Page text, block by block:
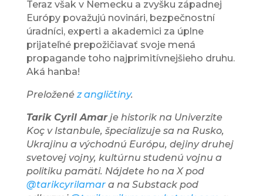
Teraz však v Nemecku a zvyšku západnej
Európy považujú novinári, bezpečnostní
úradníci, experti a akademici za úplne
prijateľné prepožičiavať svoje mená
propagande toho najprimitívnejšieho druhu.
Aká hanba!
Preloženéz angličtiny.
Tarik Cyril Amarje historik na Univerzite
Koç v Istanbule, špecializuje sa na Rusko,
Ukrajinu a východnú Európu, dejiny druhej
svetovej vojny, kultúrnu studenú vojnu a
politiku pamäti. Nájdete ho na X pod
@tarikcyrilamar a na Substack pod